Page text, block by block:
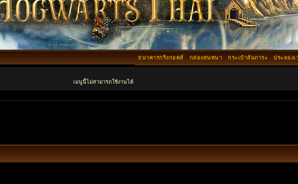
ประลองเ
กระเป๋าสัมภาระ
กล่องสนทนา
ธนาคารกริงกอตส์
เมนูนี้ไม่สามารถใช้งานได้